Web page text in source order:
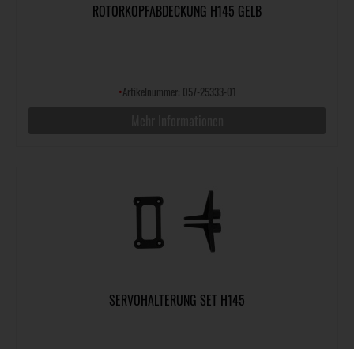
ROTORKOPFABDECKUNG H145 GELB
•Artikelnummer: 057-25333-01
SERVOHALTERUNG SET H145